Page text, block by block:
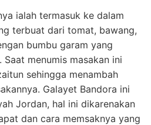
ialah termasuk ke dalam
terbuat dari tomat, bawang,
bumbu garam yang
menumis masakan ini
sehingga menambah
Galayet Bandora ini
Jordan, hal ini dikarenakan
dan cara memsaknya yang